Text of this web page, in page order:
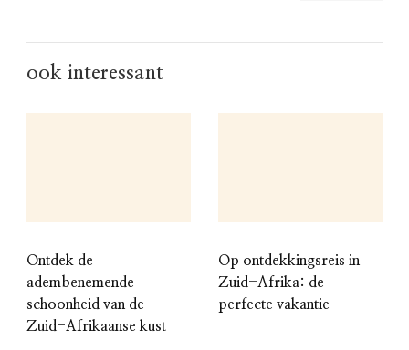
ook interessant
Ontdek de
adembenemende
schoonheid van de
Zuid-Afrikaanse kust
Op ontdekkingsreis in
Zuid-Afrika: de
perfecte vakantie